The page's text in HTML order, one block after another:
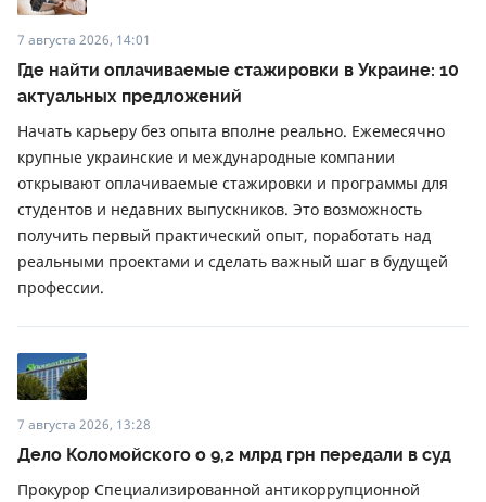
7 августа 2026, 14:01
Где найти оплачиваемые стажировки в Украине: 10
актуальных предложений
Начать карьеру без опыта вполне реально. Ежемесячно
крупные украинские и международные компании
открывают оплачиваемые стажировки и программы для
студентов и недавних выпускников. Это возможность
получить первый практический опыт, поработать над
реальными проектами и сделать важный шаг в будущей
профессии.
7 августа 2026, 13:28
Дело Коломойского о 9,2 млрд грн передали в суд
Прокурор Специализированной антикоррупционной